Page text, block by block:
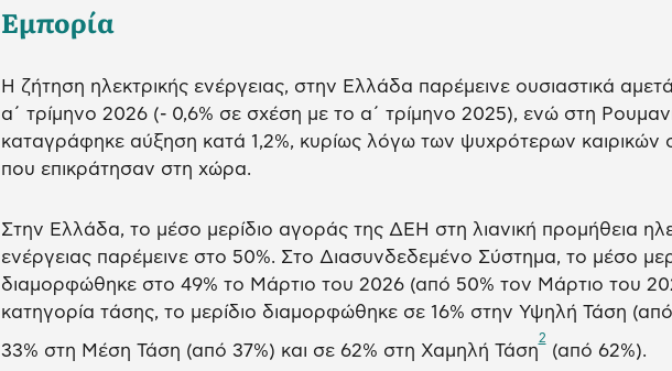
Εμπορία
Η ζήτηση ηλεκτρικής ενέργειας, στην Ελλάδα παρέμεινε ουσιαστικά
α΄ τρίμηνο 2026 (- 0,6% σε σχέση με το α΄ τρίμηνο 2025), ενώ στη
καταγράφηκε αύξηση κατά 1,2%, κυρίως λόγω των ψυχρότερων καιρικών
που επικράτησαν στη χώρα.
Στην Ελλάδα, το μέσο μερίδιο αγοράς της ΔΕΗ στη λιανική προμήθεια
ενέργειας παρέμεινε στο 50%. Στο Διασυνδεδεμένο Σύστημα, το μέσο
διαμορφώθηκε στο 49% το Μάρτιο του 2026 (από 50% τον Μάρτιο του
κατηγορία τάσης, το μερίδιο διαμορφώθηκε σε 16% στην Υψηλή Τάση
33% στη Μέση Τάση (από 37%) και σε 62% στη Χαμηλή Τάση
2
(από 62%).